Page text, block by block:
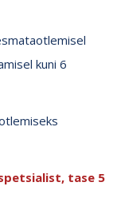
kuni 6
tase 5